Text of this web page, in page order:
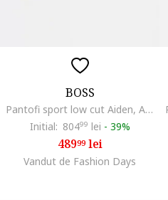
BOSS
Pantofi sport low cut Aiden, Alb fildes/Negru
Initial: 80499 lei - 39%
48999lei
Vandut de Fashion Days